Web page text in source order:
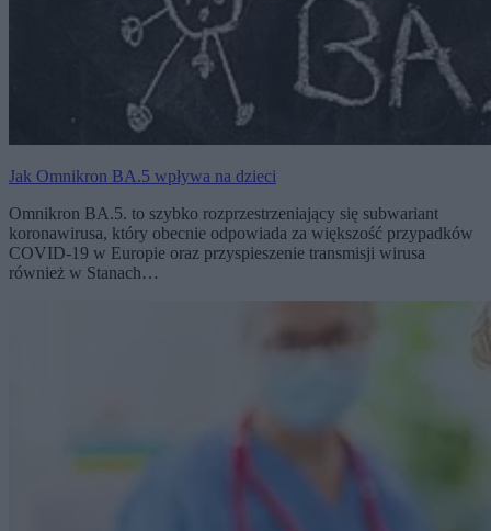
Jak Omnikron BA.5 wpływa na dzieci
Omnikron BA.5. to szybko rozprzestrzeniający się subwariant
koronawirusa, który obecnie odpowiada za większość przypadków
COVID-19 w Europie oraz przyspieszenie transmisji wirusa
również w Stanach…